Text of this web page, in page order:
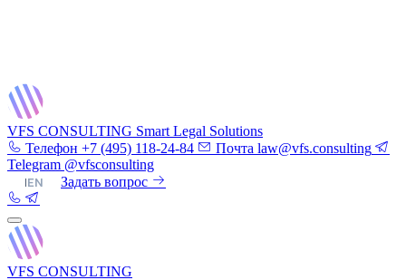
VFS CONSULTING Smart Legal Solutions
Телефон +7 (495) 118-24-84 Почта law@vfs.consulting
Telegram @vfsconsulting
|EN Задать вопрос
VFS CONSULTING